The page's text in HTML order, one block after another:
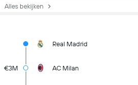
Alles bekijken
Real Madrid
€3M AC Milan